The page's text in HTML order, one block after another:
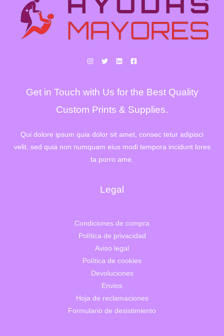
Get in Touch with Us for the Best Quality
Custom Prints & Supplies.
Qui dolore ipsum quia dolor sit amet, consec tetur adipisci
velit, sed quia non numquam eius modi tempora incidunt lores
ta porro ame.
Legal
Condiciones de compra
Política de privacidad
Aviso legal
Política de cookies
Devoluciones
Envios
Hoja de reclamaciones
Formulario de desistimiento